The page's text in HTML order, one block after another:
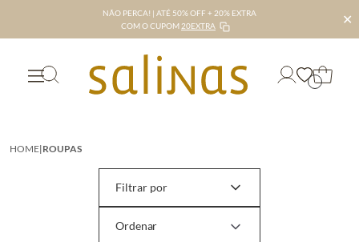
NÃO PERCA! | ATÉ 50% OFF + 20% EXTRA
COM O CUPOM 20EXTRA ✕
HOME|ROUPAS
Filtrar por